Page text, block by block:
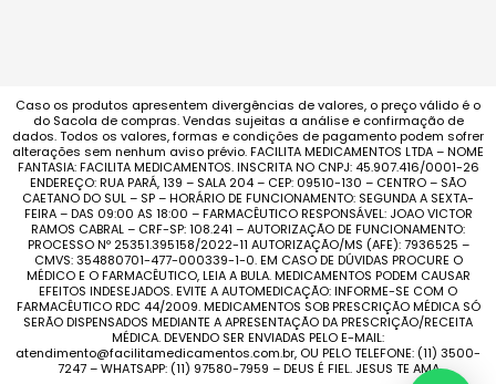
Caso os produtos apresentem divergências de valores, o preço válido é o
do Sacola de compras. Vendas sujeitas a análise e confirmação de
dados. Todos os valores, formas e condições de pagamento podem sofrer
alterações sem nenhum aviso prévio. FACILITA MEDICAMENTOS LTDA – NOME
FANTASIA: FACILITA MEDICAMENTOS. INSCRITA NO CNPJ: 45.907.416/0001-26
ENDEREÇO: RUA PARÁ, 139 – SALA 204 – CEP: 09510-130 – CENTRO – SÃO
CAETANO DO SUL – SP – HORÁRIO DE FUNCIONAMENTO: SEGUNDA A SEXTA-
FEIRA – DAS 09:00 AS 18:00 – FARMACÊUTICO RESPONSÁVEL: JOAO VICTOR
RAMOS CABRAL – CRF-SP: 108.241 – AUTORIZAÇÃO DE FUNCIONAMENTO:
PROCESSO Nº 25351.395158/2022-11 AUTORIZAÇÃO/MS (AFE): 7936525 –
CMVS: 354880701-477-000339-1-0. EM CASO DE DÚVIDAS PROCURE O
MÉDICO E O FARMACÊUTICO, LEIA A BULA. MEDICAMENTOS PODEM CAUSAR
EFEITOS INDESEJADOS. EVITE A AUTOMEDICAÇÃO: INFORME-SE COM O
FARMACÊUTICO RDC 44/2009. MEDICAMENTOS SOB PRESCRIÇÃO MÉDICA SÓ
SERÃO DISPENSADOS MEDIANTE A APRESENTAÇÃO DA PRESCRIÇÃO/RECEITA
MÉDICA. DEVENDO SER ENVIADAS PELO E-MAIL:
atendimento@facilitamedicamentos.com.br, OU PELO TELEFONE: (11) 3500-
7247 – WHATSAPP: (11) 97580-7959 – DEUS É FIEL. JESUS TE AMA